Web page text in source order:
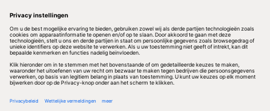
Volg ons
Redactionele partner